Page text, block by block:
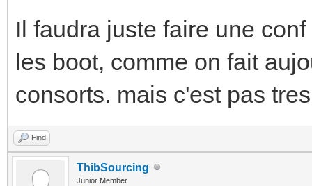
Il faudra juste faire une
les boot, comme on fait
consorts. mais c'est pas
Find
ThibSourcing
Junior Member